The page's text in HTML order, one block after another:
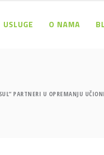
USLUGE O NAMA
PARTNERI U OPREMANJU